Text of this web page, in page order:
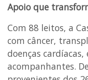
Apoio que
Com 88 leitos, a
com câncer,
doenças
acompanhantes.